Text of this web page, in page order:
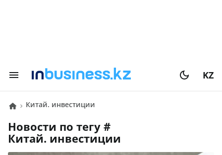
KZ
Китай. инвестиции
Новости по тегу #
Китай. инвестиции